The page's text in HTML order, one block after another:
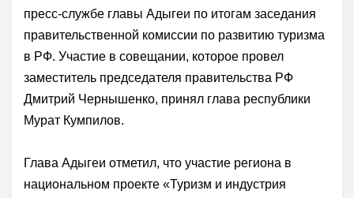
пресс-службе главы Адыгеи по итогам заседания
правительственной комиссии по развитию туризма
в РФ. Участие в совещании, которое провел
заместитель председателя правительства РФ
Дмитрий Чернышенко, принял глава республики
Мурат Кумпилов.
Глава Адыгеи отметил, что участие региона в
национальном проекте «Туризм и индустрия